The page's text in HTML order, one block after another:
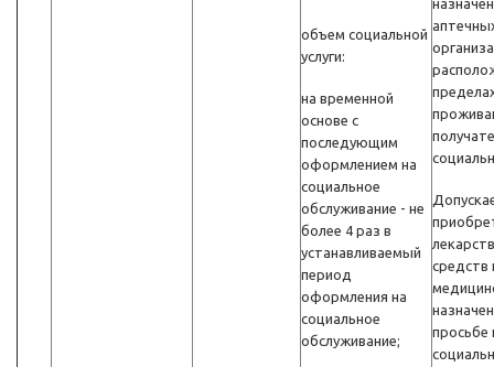
объем социальной
услуги:
на временной
основе с
последующим
оформлением на
социальное
обслуживание - не
более 4 раз в
устанавливаемый
период
оформления на
социальное
обслуживание;
средств
просьбе